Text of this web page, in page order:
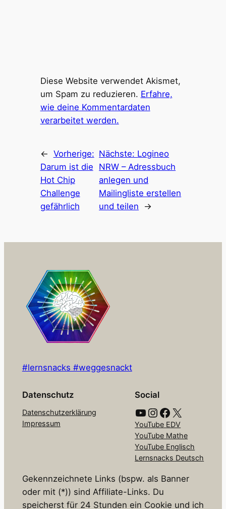
Diese Website verwendet Akismet,
um Spam zu reduzieren. Erfahre,
wie deine Kommentardaten
verarbeitet werden.
← Vorherige:
Darum ist die
Hot Chip
Challenge
gefährlich
Nächste: Logineo
NRW – Adressbuch
anlegen und
Mailingliste erstellen
und teilen
→
#lernsnacks #weggesnackt
Datenschutz
Datenschutzerklärung
Impressum
Social
YouTube Instagram Facebook X
YouTube EDV
YouTube Mathe
YouTube Englisch
Lernsnacks Deutsch
Gekennzeichnete Links (bspw. als Banner
oder mit (*)) sind Affiliate-Links. Du
speicherst für 24 Stunden ein Cookie und ich